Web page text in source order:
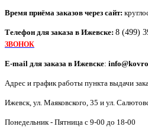
Время приёма заказов через сайт:
Телефон для заказа в Ижевске: 8 (499)
ЗВОНОК
E-mail для заказа в Ижевске:
Адрес и график работы пункта выдачи
Ижевск ул. Маяковского, 35 и ул.
Понедельник - Пятница с 9-00 до 18-00